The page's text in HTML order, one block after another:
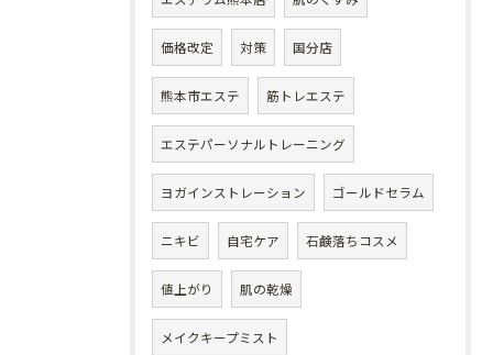
価格改定 対策 国分店
熊本市エステ 筋トレエステ
エステパーソナルトレーニング
ヨガインストレーション ゴールドセラム
ニキビ 自宅ケア 石鹸落ちコスメ
値上がり 肌の乾燥
メイクキープミスト